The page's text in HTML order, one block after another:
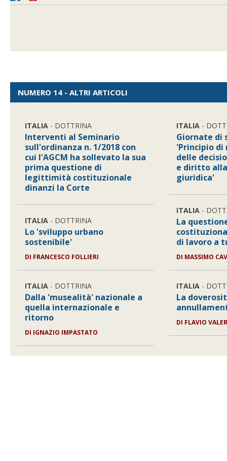
NUMERO 14 - ALTRI ARTICOLI
ITALIA - DOTTRINA
Interventi al Seminario
sull'ordinanza n. 1/2018 con
cui l'AGCM ha sollevato la sua
prima questione di
legittimità costituzionale
dinanzi la Corte
ITALIA - DOTTRINA
Lo 'sviluppo urbano
sostenibile'
DI FRANCESCO FOLLIERI
ITALIA - DOTTRINA
Dalla 'musealità' nazionale a
quella internazionale e
ritorno
DI IGNAZIO IMPASTATO
ITALIA -
Giornate di
'Principio di
delle
e diritto
giuridica'
ITALIA -
La
di lavoro a
DI MASSIMO
ITALIA -
La
DI FLAVIO